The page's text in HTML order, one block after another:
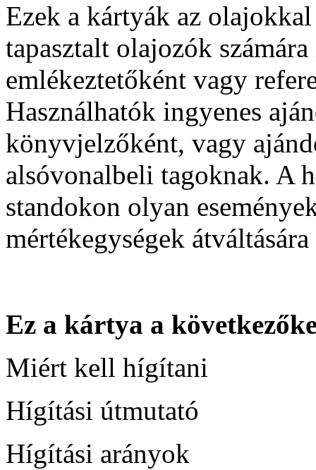
Ezek a kártyák az
tapasztalt olajozók
emlékeztetőként vagy
Használhatók ingyenes
könyvjelzőként, vagy
alsóvonalbeli tagoknak. A
standokon olyan
mértékegységek
Ez a kártya a
Miért kell hígítani
Hígítási útmutató
Hígítási arányok